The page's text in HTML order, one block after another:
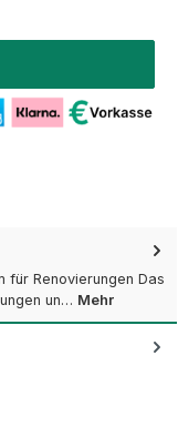
für Renovierungen Das
un… Mehr